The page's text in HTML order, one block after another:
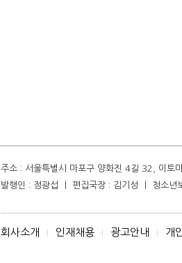
주소 : 서울특별시 마포구 양화진 4길 32, 이
발행인 : 정광섭 ㅣ 편집국장 : 김기성 ㅣ 청
회사소개 I 인재채용 I 광고안내 I 개